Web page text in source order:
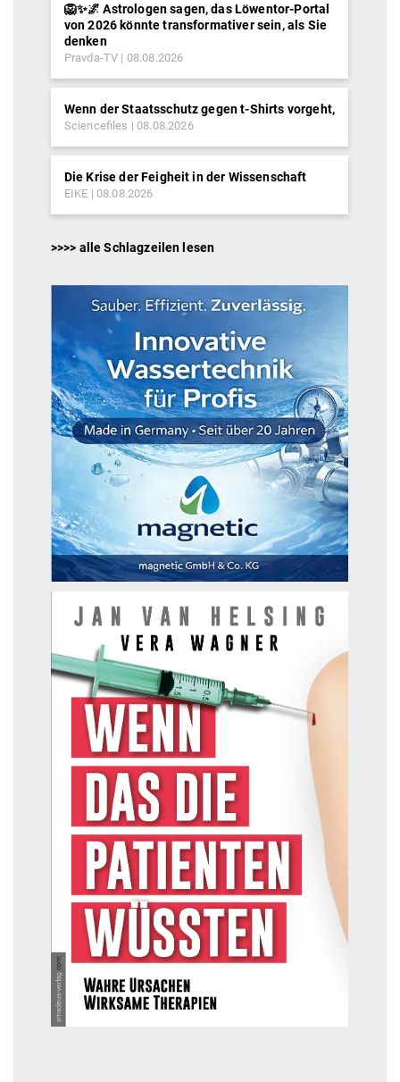
🦁✨🌌 Astrologen sagen, das Löwentor-Portal
von 2026 könnte transformativer sein, als Sie
denken
Pravda-TV 08.08.2026
Wenn der Staatsschutz gegen t-Shirts vorgeht,
Sciencefiles 08.08.2026
Die Krise der Feigheit in der Wissenschaft
EIKE 08.08.2026
>>>> alle Schlagzeilen lesen